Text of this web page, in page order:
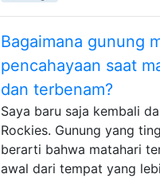
Bagaimana gunung
pencahayaan saat
dan terbenam?
Saya baru saja kembali
Rockies. Gunung yang
berarti bahwa matahari
awal dari tempat yang